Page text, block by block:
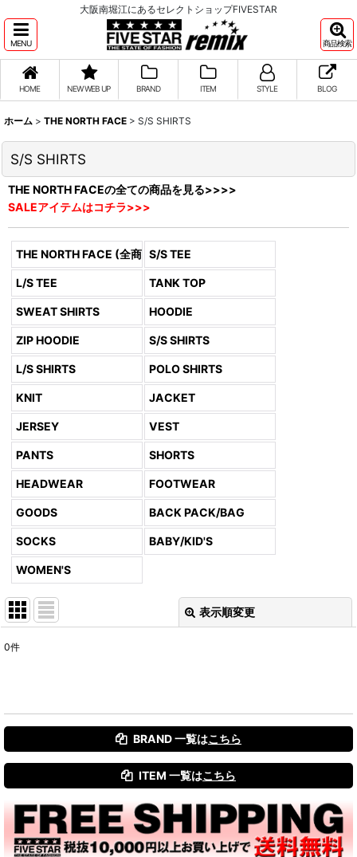
大阪南堀江にあるセレクトショップFIVESTAR
MENU 商品検索
HOME NEW WEB UP BRAND ITEM STYLE BLOG
ホーム > THE NORTH FACE > S/S SHIRTS
S/S SHIRTS
THE NORTH FACEの全ての商品を見る>>>>
SALEアイテムはコチラ>>>
THE NORTH FACE (全商品)S/S TEE
L/S TEE TANK TOP
SWEAT SHIRTS HOODIE
ZIP HOODIE S/S SHIRTS
L/S SHIRTS POLO SHIRTS
KNIT JACKET
JERSEY VEST
PANTS SHORTS
HEADWEAR FOOTWEAR
GOODS BACK PACK/BAG
SOCKS BABY/KID'S
WOMEN'S
表示順変更
絞り込む
0件
BRAND 一覧はこちら
ITEM 一覧はこちら